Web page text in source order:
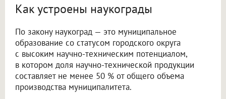
Как устроены наукограды
По закону наукоград — это муниципальное
образование со статусом городского округа
с высоким научно-техническим потенциалом,
в котором доля научно-технической продукции
составляет не менее 50 % от общего объема
производства муниципалитета.